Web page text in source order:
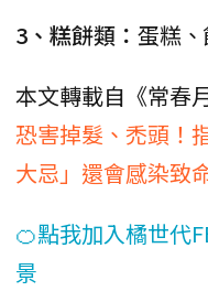
3、糕餅類： 蛋糕
本文轉載自《常春
恐害掉髮、禿頭！
大忌」還會感染致
🍊點我加入橘世代
景